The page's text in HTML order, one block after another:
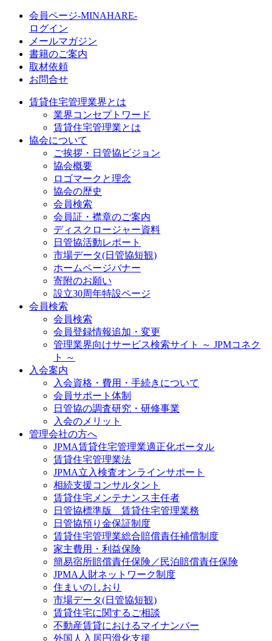
会員ページ-MINAHARE-
ログイン
メールマガジン
書籍のご案内
取材依頼
お問合せ
賃貸住宅管理業界とは
業界コンセプトワード
賃貸住宅管理業とは
協会について
ご挨拶・日管協ビジョン
協会概要
ロゴマークと理念
協会の歴史
会員検索
会員証・襟章のご案内
ディスクロージャー資料
日管協活動レポート
市場データ(日管協短観)
ホームページバナー
寄附のお願い
設立30周年特設ページ
会員検索
会員検索
会員登録情報追加・変更
管理業界向けサービス検索サイト ～ JPMコネク
ト ～
入会案内
入会資格・費用・手続きについて
会員サポート体制
日管協の調査研究・研修事業
入会のメリット
管理会社の方へ
JPMA賃貸住宅管理業適正化ポータル
賃貸住宅管理業法
JPMA立入検査オンラインサポート
相続支援コンサルタント
賃貸住宅メンテナンス主任者
日管協標準版 賃貸住宅管理業務
日管協預り金保証制度
賃貸住宅管理業総合賠償責任補償制度
家主費用・利益保険
簡易宿所賠償責任保険／民泊賠償責任保険
JPMA人財ネットワーク制度
住まいのしおり
市場データ(日管協短観)
賃貸住宅に関するご相談
不動産賃貸におけるマイナンバー
外国人入居円滑化支援